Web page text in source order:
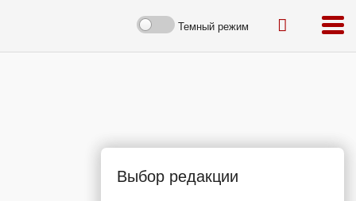
Темный режим
Выбор редакции